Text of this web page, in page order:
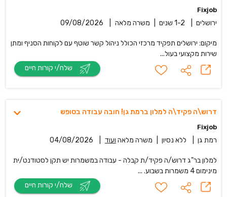
Fixjob
ירושלים 1-2 שנים משרה מלאה 09/08/2026
מיקום: ירושלים תפקיד מרכזי הכולל ניהול קשר שוטף עם לקוחות הסניף ומתן
שירות מקצועי בעול...
דרוש\ה פקיד\ה למלון ברמת גן! חובה עבודה בסופש
Fixjob
רמת גן ללא נסיון משרה מלאה ועוד 04/08/2026
למלון בר"ג דרוש/ה פקיד/ת קבלה - עבודה במשמרות יש תקן לסטודנט/ית
מינימום 4 משמרות בשבוע. ...